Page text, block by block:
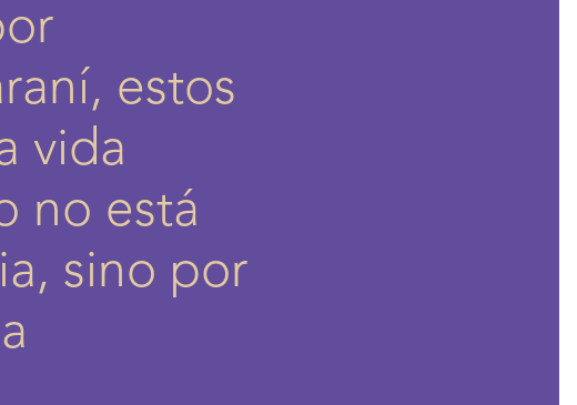
estos
vida
no está
sino por